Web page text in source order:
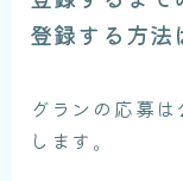
登録する方法
グランの応募
します。